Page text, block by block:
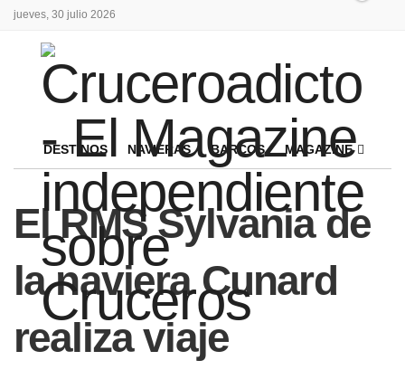
jueves, 30 julio 2026
DESTINOS NAVIERAS BARCOS MAGAZINE
El RMS Sylvania de
la naviera Cunard
realiza viaje